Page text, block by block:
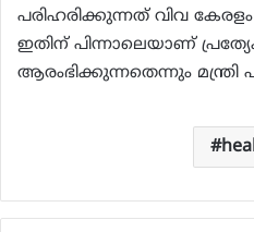
പരിഹരിക്കുന്നത് വിവ
ഇതിന് പിന്നാലെയാണ്
ആരംഭിക്കുന്നതെന്നും